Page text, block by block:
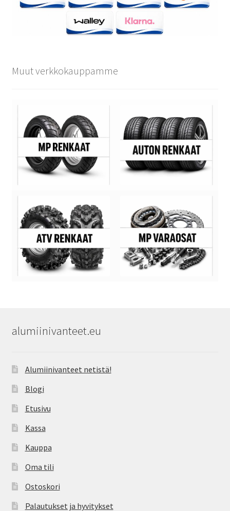
Muut verkkokauppamme
alumiinivanteet.eu
Alumiinivanteet netistä!
Blogi
Etusivu
Kassa
Kauppa
Oma tili
Ostoskori
Palautukset ja hyvitykset